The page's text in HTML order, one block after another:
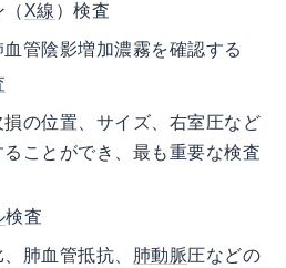
（ X線 ）検査
管陰影増加濃霧を確認する
の位置、サイズ、右室圧など
ことができ、最も重要な検査
検査
肺血管抵抗、 肺動脈圧などの